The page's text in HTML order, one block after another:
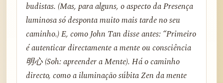
budistas. (Mas, para alguns, o aspecto da Presença
luminosa só desponta muito mais tarde no seu
caminho.) E, como John Tan disse antes: “Primeiro
é autenticar directamente a mente ou consciência
明心 (Soh: apreender a Mente). Há o caminho
directo, como a iluminação súbita Zen da mente